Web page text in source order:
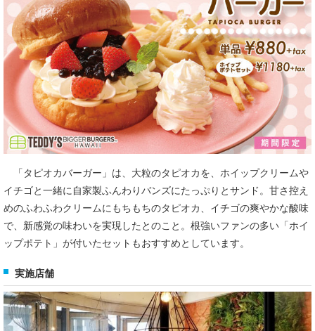
「タピオカバーガー」は、大粒のタピオカを、ホイップクリームや
イチゴと一緒に自家製ふんわりバンズにたっぷりとサンド。甘さ控え
めのふわふわクリームにもちもちのタピオカ、イチゴの爽やかな酸味
で、新感覚の味わいを実現したとのこと。根強いファンの多い「ホイ
ップポテト」が付いたセットもおすすめとしています。
実施店舗